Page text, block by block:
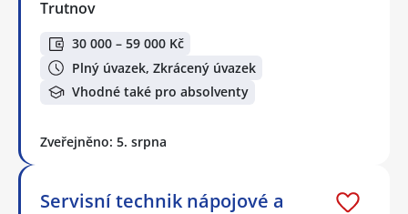
Trutnov
30 000 – 59 000 Kč
Plný úvazek, Zkrácený úvazek
Vhodné také pro absolventy
Zveřejněno: 5. srpna
Servisní technik nápojové a